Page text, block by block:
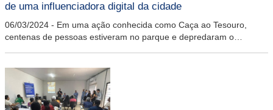
de uma influenciadora digital da cidade
06/03/2024 - Em uma ação conhecida como Caça ao Tesouro,
centenas de pessoas estiveram no parque e depredaram o